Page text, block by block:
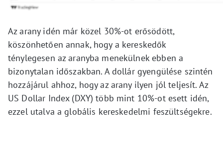
Az arany idén már közel 30%-ot erősödött,
köszönhetően annak, hogy a kereskedők
ténylegesen az aranyba menekülnek ebben a
bizonytalan időszakban. A dollár gyengülése szintén
hozzájárul ahhoz, hogy az arany ilyen jól teljesít. Az
US Dollar Index (DXY) több mint 10%-ot esett idén,
ezzel utalva a globális kereskedelmi feszültségekre.